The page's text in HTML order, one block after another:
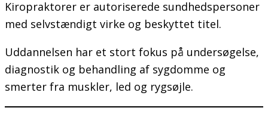
Kiropraktorer er autoriserede sundhedspersoner
med selvstændigt virke og beskyttet titel.
Uddannelsen har et stort fokus på undersøgelse,
diagnostik og behandling af sygdomme og
smerter fra muskler, led og rygsøjle.